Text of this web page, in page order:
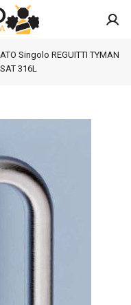
Singolo REGUITTI TYMAN
316L